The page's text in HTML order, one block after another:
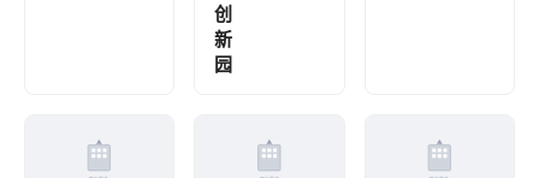
创
新
园